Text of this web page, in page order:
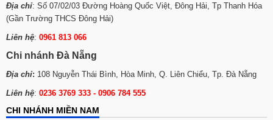
Địa chỉ: Số 07/02/03 Đường Hoàng Quốc Việt, Đông Hải, Tp Thanh Hóa
(Gần Trường THCS Đông Hải)
Liên hệ: 0961 813 066
Chi nhánh Đà Nẵng
Địa chỉ: 108 Nguyễn Thái Bình, Hòa Minh, Q. Liên Chiểu, Tp. Đà Nẵng
Liên hệ: 0236 3769 333 - 0906 784 555
CHI NHÁNH MIỀN NAM